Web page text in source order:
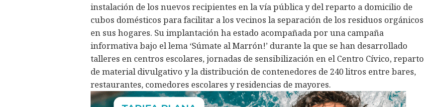
instalación de los nuevos recipientes en la vía pública y del reparto a domicilio de
cubos domésticos para facilitar a los vecinos la separación de los residuos orgánicos
en sus hogares. Su implantación ha estado acompañada por una campaña
informativa bajo el lema ‘Súmate al Marrón!’ durante la que se han desarrollado
talleres en centros escolares, jornadas de sensibilización en el Centro Cívico, reparto
de material divulgativo y la distribución de contenedores de 240 litros entre bares,
restaurantes, comedores escolares y residencias de mayores.